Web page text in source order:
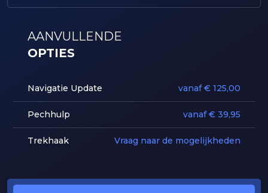
AANVULLENDE
OPTIES
Navigatie Update vanaf € 125,00
Pechhulp vanaf € 39,95
Trekhaak Vraag naar de mogelijkheden